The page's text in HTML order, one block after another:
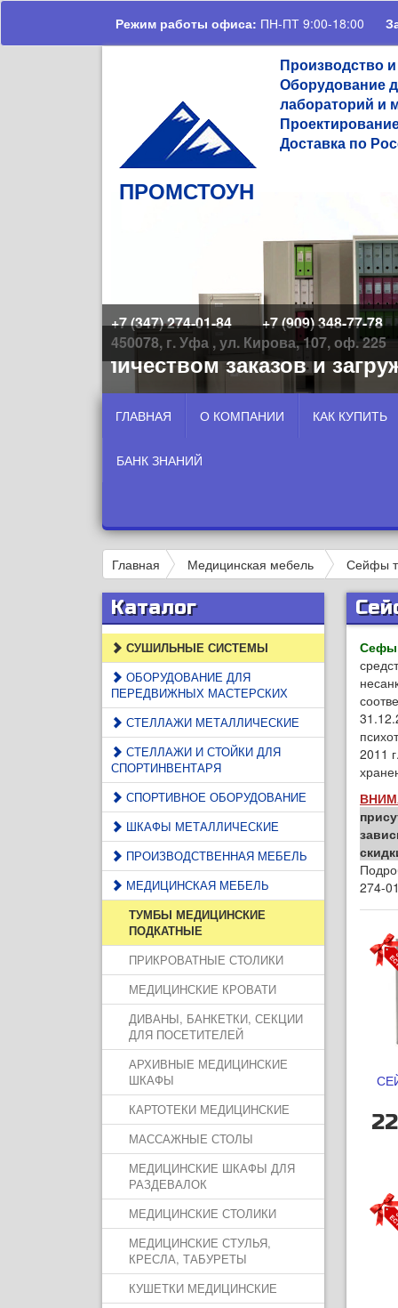
Режим работы офиса: ПН-ПТ 9:00-18:00
ПРОМСТОУН
Производство
Оборудование
лабораторий и
Доставка по
+7 (347) 274-01-84
+7 (909) 348-77-78
450078, г. Уфа , ул. Кирова, 107, оф. 225
количеством заказов и
ГЛАВНАЯ О КОМПАНИИ КАК КУПИТЬ
БАНК ЗНАНИЙ
Главная Медицинская мебель Сейфы
Каталог
СУШИЛЬНЫЕ СИСТЕМЫ
ОБОРУДОВАНИЕ ДЛЯ
ПЕРЕДВИЖНЫХ МАСТЕРСКИХ
СТЕЛЛАЖИ МЕТАЛЛИЧЕСКИЕ
СТЕЛЛАЖИ И СТОЙКИ ДЛЯ
СПОРТИНВЕНТАРЯ
СПОРТИВНОЕ ОБОРУДОВАНИЕ
ШКАФЫ МЕТАЛЛИЧЕСКИЕ
ПРОИЗВОДСТВЕННАЯ МЕБЕЛЬ
МЕДИЦИНСКАЯ МЕБЕЛЬ
ТУМБЫ МЕДИЦИНСКИЕ
ПОДКАТНЫЕ
ПРИКРОВАТНЫЕ СТОЛИКИ
МЕДИЦИНСКИЕ КРОВАТИ
ДИВАНЫ, БАНКЕТКИ, СЕКЦИИ
ДЛЯ ПОСЕТИТЕЛЕЙ
АРХИВНЫЕ МЕДИЦИНСКИЕ
ШКАФЫ
КАРТОТЕКИ МЕДИЦИНСКИЕ
МАССАЖНЫЕ СТОЛЫ
МЕДИЦИНСКИЕ ШКАФЫ ДЛЯ
РАЗДЕВАЛОК
МЕДИЦИНСКИЕ СТОЛИКИ
МЕДИЦИНСКИЕ СТУЛЬЯ,
КРЕСЛА, ТАБУРЕТЫ
КУШЕТКИ МЕДИЦИНСКИЕ
Сефы
2011
274-